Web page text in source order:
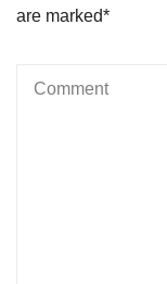
are marked*